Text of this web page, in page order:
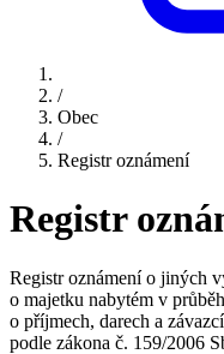
/
Obec
/
Registr oznámení
Registr
Registr oznámení o jiných
o majetku nabytém v
o příjmech, darech a
podle zákona č. 159/2006